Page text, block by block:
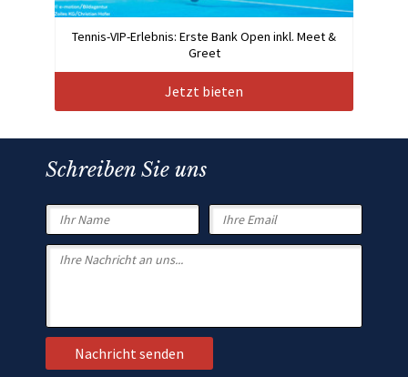
Tennis-VIP-Erlebnis: Erste Bank Open inkl. Meet &
Greet
Jetzt bieten
Schreiben Sie uns